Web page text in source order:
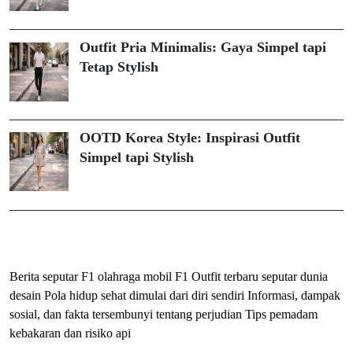
Outfit Pria Minimalis: Gaya Simpel tapi
Tetap Stylish
OOTD Korea Style: Inspirasi Outfit
Simpel tapi Stylish
Berita seputar F1 olahraga mobil F1 Outfit terbaru seputar dunia
desain Pola hidup sehat dimulai dari diri sendiri Informasi, dampak
sosial, dan fakta tersembunyi tentang perjudian Tips pemadam
kebakaran dan risiko api